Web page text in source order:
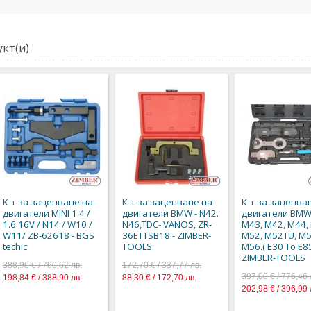
К-т за зацепване на
двигатели MINI 1.4 /
1.6 16V / N14 / W10 /
W11/ ZB-62618 - BGS
techic
388,90 € / 760,62 лв.
198,84 € / 388,90 лв.
К-т за зацепване на
двигатели BMW - N42.
N46,TDC- VANOS, ZR-
36ETTSB18 - ZIMBER-
TOOLS.
172,70 € / 337,77 лв.
88,30 € / 172,70 лв.
К-т за
двигатели
M43, M42, M44,
M52, M52TU,
M56.( E30 To
ZIMBER-TOOLS
397,00 € / 776,46
202,98 € / 396,99